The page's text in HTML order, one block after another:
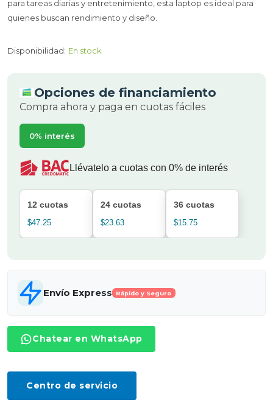
para tareas diarias y entretenimiento, esta laptop es ideal para
quienes buscan rendimiento y diseño.
Disponibilidad: En stock
Opciones de financiamiento
Compra ahora y paga en cuotas fáciles
0% interés
Llévatelo a cuotas con 0% de interés
12 cuotas
$47.25
24 cuotas
$23.63
36 cuotas
$15.75
Envío Express Rápido y Seguro
Chatear en WhatsApp
Centro de servicio